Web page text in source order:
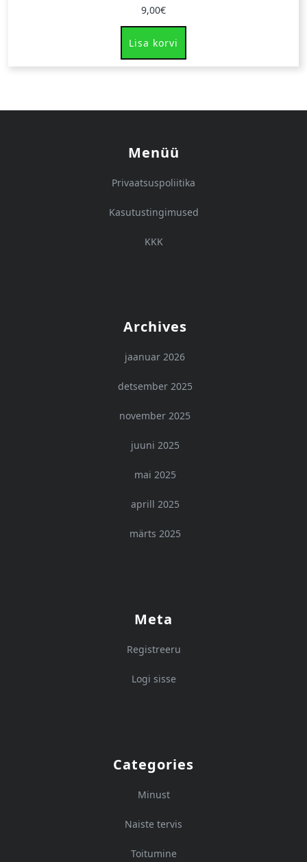
9,00€
Lisa korvi
Menüü
Privaatsuspoliitika
Kasutustingimused
KKK
Archives
jaanuar 2026
detsember 2025
november 2025
juuni 2025
mai 2025
aprill 2025
märts 2025
Meta
Registreeru
Logi sisse
Categories
Minust
Naiste tervis
Toitumine